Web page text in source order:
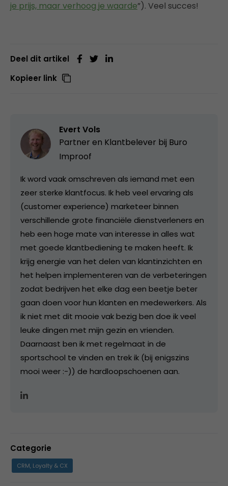
je prijs, maar verhoog je waarde”). Veel succes!
Deel dit artikel
Kopieer link
Evert Vols
Partner en Klantbelever bij Buro
Improof
Ik word vaak omschreven als iemand met een
zeer sterke klantfocus. Ik heb veel ervaring als
(customer experience) marketeer binnen
verschillende grote financiële dienstverleners en
heb een hoge mate van interesse in alles wat
met goede klantbediening te maken heeft. Ik
krijg energie van het delen van klantinzichten en
het helpen implementeren van de verbeteringen
zodat bedrijven het elke dag een beetje beter
gaan doen voor hun klanten en medewerkers. Als
ik niet met dit mooie vak bezig ben doe ik veel
leuke dingen met mijn gezin en vrienden.
Daarnaast ben ik met regelmaat in de
sportschool te vinden en trek ik (bij enigszins
mooi weer :-)) de hardloopschoenen aan.
Categorie
CRM, Loyalty & CX